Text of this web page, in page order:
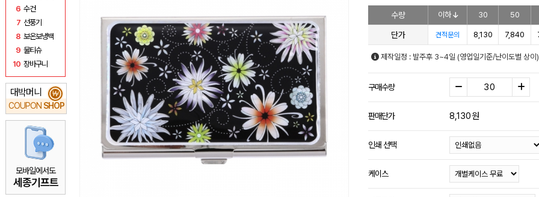
6 수건
7 선풍기
8 보온보냉백
9 물티슈
10 장바구니
대박머니
COUPON SHOP
₩
모바일에서도
세종기프트
수량 이하 30 50
단가 견적문의 8,130 7,840
제작일정 : 발주후 3~4일 (영업일기준/난이도별 상이)
구매수량
판매단가 8,130원
인쇄 선택
케이스